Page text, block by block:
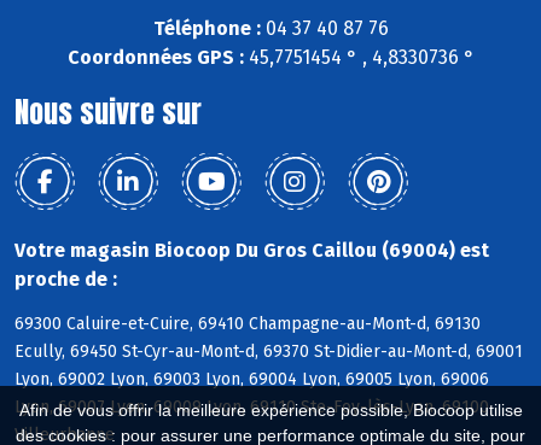
Afin de vous offrir la meilleure expérience possible, Biocoop utilise
des cookies : pour assurer une performance optimale du site, pour
Téléphone :04 37 40 87 76
Coordonnées GPS :45,7751454 ° , 4,8330736 °
Nous suivre sur
Votre magasin Biocoop Du Gros Caillou (69004) est
proche de :
69300 Caluire-et-Cuire, 69410 Champagne-au-Mont-d, 69130
Ecully, 69450 St-Cyr-au-Mont-d, 69370 St-Didier-au-Mont-d, 69001
Lyon, 69002 Lyon, 69003 Lyon, 69004 Lyon, 69005 Lyon, 69006
Lyon, 69007 Lyon, 69009 Lyon, 69110 Ste-Foy-lès-Lyon, 69100
Villeurbanne